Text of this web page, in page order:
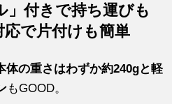
」付きで持ち運びも
で片付けも簡単
体の重さはわずか約240gと軽
もGOOD。